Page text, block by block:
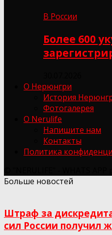
В России
Более 600
О Нерюнгри
История
Фотогалерея
О Nerulife
Напишите нам
Контакты
Политика
Больше новостей
Штраф за
сил России получил